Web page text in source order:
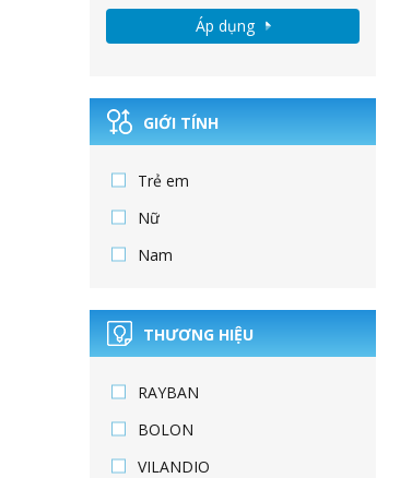
Áp dụng
GIỚI TÍNH
Trẻ em
Nữ
Nam
THƯƠNG HIỆU
RAYBAN
BOLON
VILANDIO